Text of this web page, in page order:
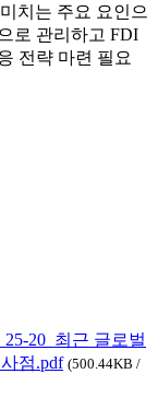
치는 주요 요인으
로 관리하고 FDI
전략 마련 필요
20_최근 글로벌
점.pdf (500.44KB /